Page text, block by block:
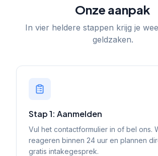
Onze aanpak
In vier heldere stappen krijg je
geldzaken.
Stap 1: Aanmelden
Vul het contactformulier in of bel ons.
reageren binnen 24 uur en plannen
gratis intakegesprek.